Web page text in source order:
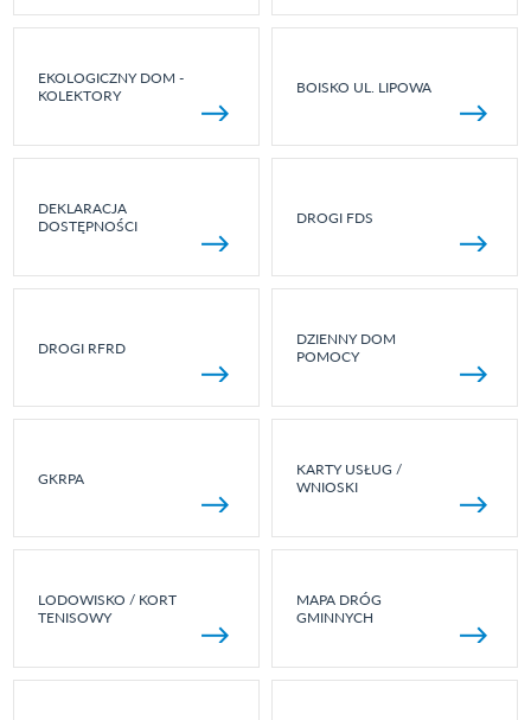
EKOLOGICZNY DOM -
KOLEKTORY
BOISKO UL. LIPOWA
DEKLARACJA
DOSTĘPNOŚCI
DROGI FDS
DROGI RFRD
DZIENNY DOM
POMOCY
GKRPA
KARTY USŁUG /
WNIOSKI
LODOWISKO / KORT
TENISOWY
MAPA DRÓG
GMINNYCH